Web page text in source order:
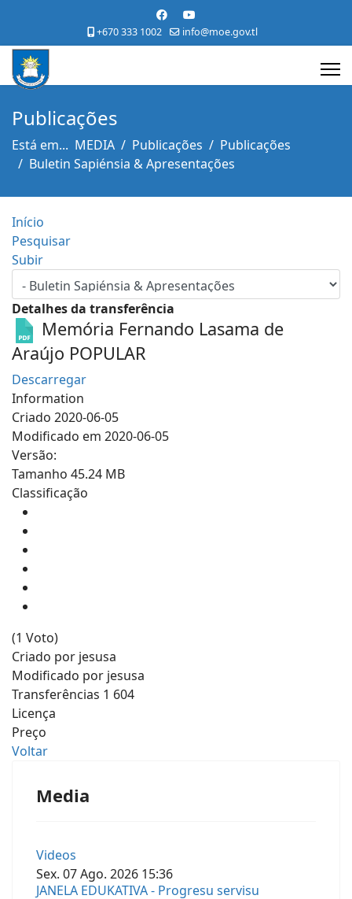
+670 333 1002 info@moe.gov.tl
Publicações
Está em... MEDIA Publicações
Publicações
Buletin Sapiénsia & Apresentações
Início
Pesquisar
Subir
Detalhes da transferência
Memória Fernando Lasama de
Araújo POPULAR
Descarregar
Information
Criado 2020-06-05
Modificado em 2020-06-05
Versão:
Tamanho 45.24 MB
Classificação
(1 Voto)
Criado por jesusa
Modificado por jesusa
Transferências 1 604
Licença
Preço
Voltar
Media
Videos
Sex. 07Ago. 2026 15:36
JANELA EDUKATIVA - Progresu servisu